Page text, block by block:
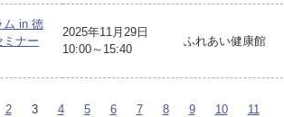
ム in 徳
ナー
2025年11月29日
10:00～15:40
ふれあい健康館
2 3 4 5 6 7 8 9 10 11